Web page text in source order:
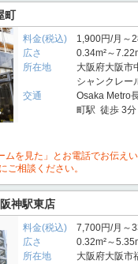
町
料金(税込)
1,900円/月～
広さ
0.34m²～
所在地
大阪府大阪市
シャンクレー
交通
Osaka Metro
町駅 徒歩 3分
ムを見た」とお電話でお伝え
ご相談ください。
神駅東店
料金(税込)
7,700円/月～
広さ
0.32m²～
所在地
大阪府大阪市